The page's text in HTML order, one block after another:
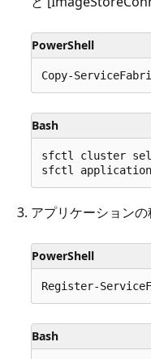
PowerShell
Bash
sfctl cluster
アプリケーション
PowerShell
Bash